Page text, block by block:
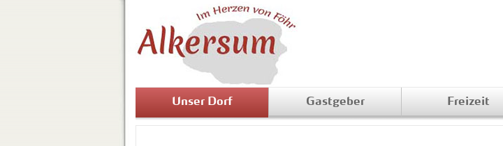
Unser Dorf Gastgeber Freizeit